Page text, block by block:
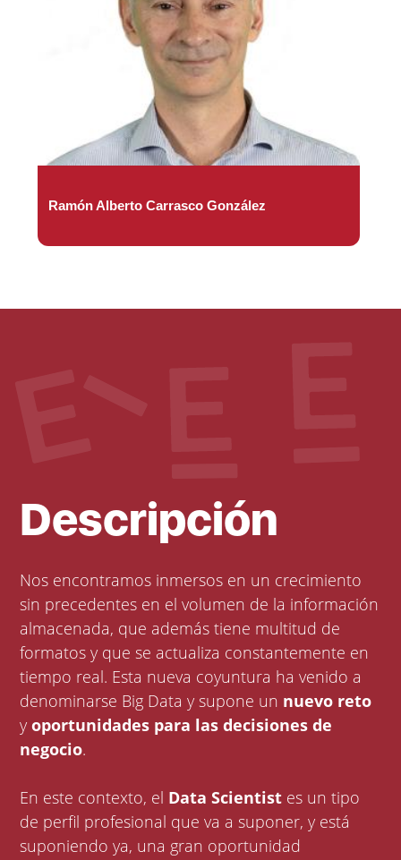
Ramón Alberto Carrasco González
Descripción
Nos encontramos inmersos en un crecimiento
sin precedentes en el volumen de la información
almacenada, que además tiene multitud de
formatos y que se actualiza constantemente en
tiempo real. Esta nueva coyuntura ha venido a
denominarse Big Data y supone un nuevo reto
yoportunidades para las decisiones de
negocio.
En este contexto, el Data Scientist es un tipo
de perfil profesional que va a suponer, y está
suponiendo ya, una gran oportunidad